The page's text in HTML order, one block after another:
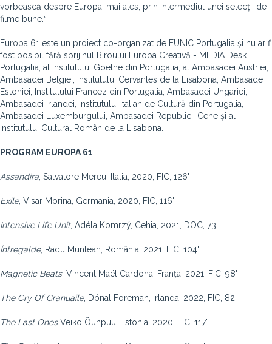
vorbească despre Europa, mai ales, prin intermediul unei selecții de
filme bune.ˮ
Europa 61 este un proiect co-organizat de EUNIC Portugalia și nu ar fi
fost posibil fără sprijinul Biroului Europa Creativă - MEDIA Desk
Portugalia, al Institutului Goethe din Portugalia, al Ambasadei Austriei,
Ambasadei Belgiei, Institutului Cervantes de la Lisabona, Ambasadei
Estoniei, Institutului Francez din Portugalia, Ambasadei Ungariei,
Ambasadei Irlandei, Institutului Italian de Cultură din Portugalia,
Ambasadei Luxemburgului, Ambasadei Republicii Cehe și al
Institutului Cultural Român de la Lisabona.
PROGRAM EUROPA 61
Assandira , Salvatore Mereu, Italia, 2020, FIC, 126'
Exile, Visar Morina, Germania, 2020, FIC, 116'
Intensive Life Unit, Adéla Komrzý, Cehia, 2021, DOC, 73’
Întregalde, Radu Muntean, România, 2021, FIC, 104'
Magnetic Beats, Vincent Maël Cardona, Franța, 2021, FIC, 98'
The Cry Of Granuaile, Dónal Foreman, Irlanda, 2022, FIC, 82'
The Last OnesVeiko Õunpuu, Estonia, 2020, FIC, 117'